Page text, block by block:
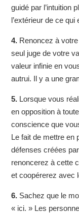
guidé par l’intuition
l’extérieur de ce
4. Renoncez à
seul juge de votre
valeur infinie en
autrui. Il y a une
5. Lorsque vous
en opposition à
conscience que
Le fait de mettre en
défenses créées
renoncerez à cette
et coopérerez avec
6. Sachez que le
« ici. » Les